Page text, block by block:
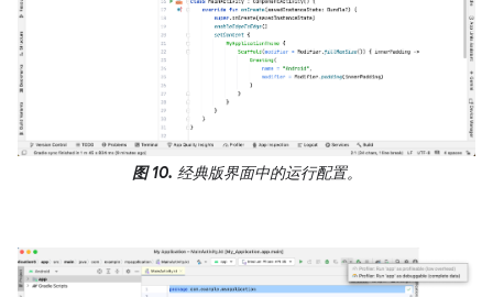
图 10. 经典版界面中的运行配置。